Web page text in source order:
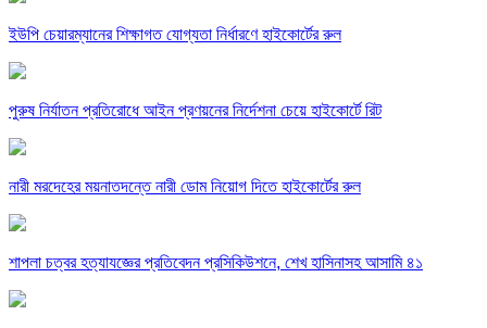
ইউপি চেয়ারম্যানের শিক্ষাগত যোগ্যতা নির্ধারণে হাইকোর্টের রুল
পুরুষ নির্যাতন প্রতিরোধে আইন প্রণয়নের নির্দেশনা চেয়ে হাইকোর্টে রিট
নারী মরদেহের ময়নাতদন্তে নারী ডোম নিয়োগ দিতে হাইকোর্টের রুল
শাপলা চত্বর হত্যাযজ্ঞের প্রতিবেদন প্রসিকিউশনে, শেখ হাসিনাসহ আসামি ৪১